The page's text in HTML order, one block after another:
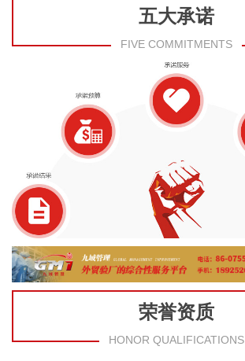
五大承诺
FIVE COMMITMENTS
荣誉资质
HONOR QUALIFICATIONS